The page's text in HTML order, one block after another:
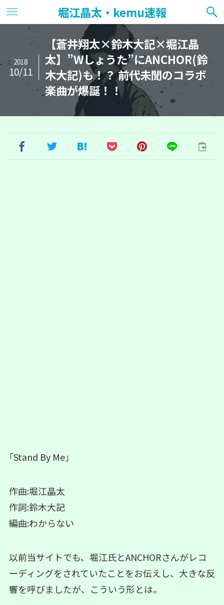
堀江晶太・kemu速報
【蒼井翔太×鈴木大記×堀江晶
太】”Wしょうた”にANCHOR(鈴
木大記)も！？ 前代未聞のコラボ
楽曲が爆誕！！
2018
10/11
｢Stand By Me｣
作曲:堀江晶太
作詞:鈴木大記
編曲:わからない
以前当サイトでも、堀江氏とANCHORさんがレコ
ーディングをされていたことをお伝えし、大きな反
響を呼びましたが、こういう形とは。